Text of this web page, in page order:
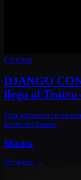
Cartelera
DJANGO
llega al Teatro
Una propuesta en
través del humor.
Música
Ver todas →